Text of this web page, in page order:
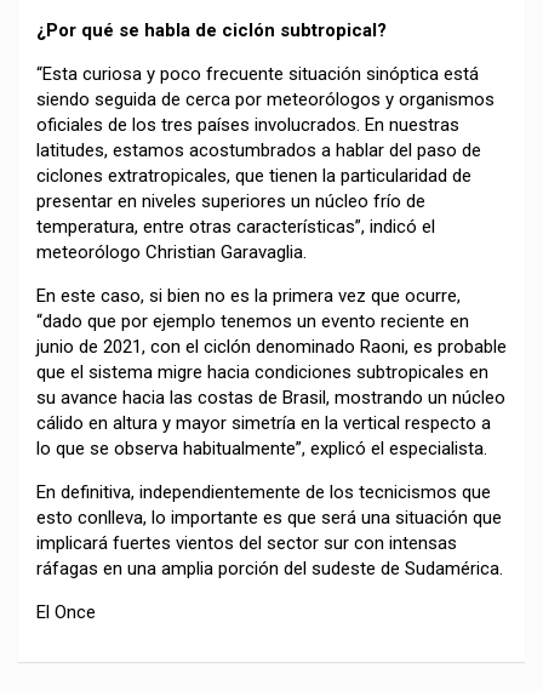
¿Por qué se habla de ciclón subtropical?
“Esta curiosa y poco frecuente situación sinóptica está
siendo seguida de cerca por meteorólogos y organismos
oficiales de los tres países involucrados. En nuestras
latitudes, estamos acostumbrados a hablar del paso de
ciclones extratropicales, que tienen la particularidad de
presentar en niveles superiores un núcleo frío de
temperatura, entre otras características”, indicó el
meteorólogo Christian Garavaglia.
En este caso, si bien no es la primera vez que ocurre,
“dado que por ejemplo tenemos un evento reciente en
junio de 2021, con el ciclón denominado Raoni, es probable
que el sistema migre hacia condiciones subtropicales en
su avance hacia las costas de Brasil, mostrando un núcleo
cálido en altura y mayor simetría en la vertical respecto a
lo que se observa habitualmente”, explicó el especialista.
En definitiva, independientemente de los tecnicismos que
esto conlleva, lo importante es que será una situación que
implicará fuertes vientos del sector sur con intensas
ráfagas en una amplia porción del sudeste de Sudamérica.
El Once